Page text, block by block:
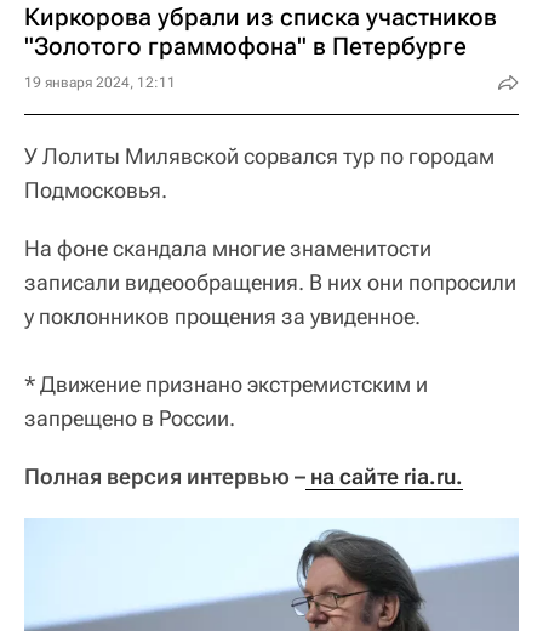
Киркорова убрали из списка участников
"Золотого граммофона" в Петербурге
19 января 2024, 12:11
У Лолиты Милявской сорвался тур по городам
Подмосковья.
На фоне скандала многие знаменитости
записали видеообращения. В них они попросили
у поклонников прощения за увиденное.
*Движение признано экстремистским и
запрещено в России.
Полная версия интервью – на сайте ria.ru.